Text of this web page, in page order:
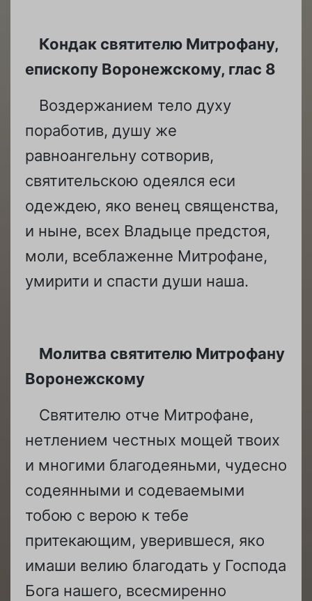
Кондак святителю Митрофану,
епископу Воронежскому, глас 8
Воздержанием тело духу
поработив, душу же
равноангельну сотворив,
святительскою одеялся еси
одеждею, яко венец священства,
и ныне, всех Владыце предстоя,
моли, всеблаженне Митрофане,
умирити и спасти души наша.
Молитва святителю Митрофану
Воронежскому
Святителю отче Митрофане,
нетлением честных мощей твоих
и многими благодеяньми, чудесно
содеянными и содеваемыми
тобою с верою к тебе
притекающим, уверившеся, яко
имаши велию благодать у Господа
Бога нашего, всесмиренно